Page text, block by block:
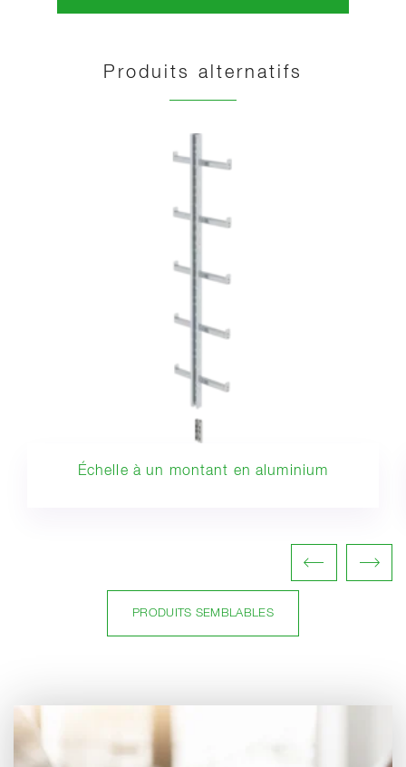
Produits alternatifs
Échelle à un montant en aluminium
PRODUITS SEMBLABLES